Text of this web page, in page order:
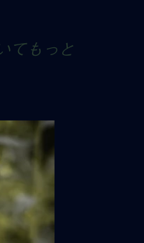
てもっと